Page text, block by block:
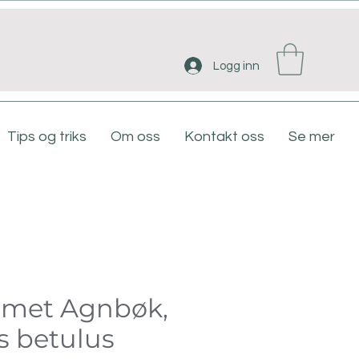
Logg inn
Tips og triks Om oss Kontakt oss Se mer
Agnbøk,
betulus